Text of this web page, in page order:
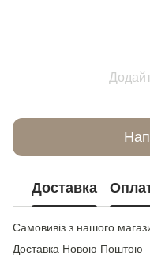
Доставка
Самовивіз з нашого
Доставка Новою Поштою